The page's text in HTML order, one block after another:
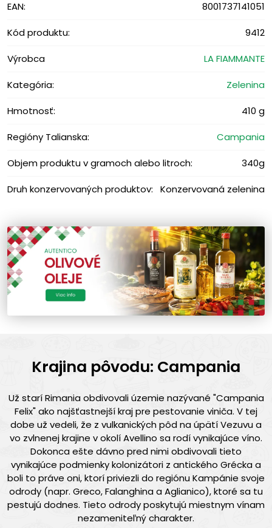
EAN: 8001737141051
Kód produktu: 9412
Výrobca LA FIAMMANTE
Kategória: Zelenina
Hmotnosť: 410 g
Regióny Talianska: Campania
Objem produktu v gramoch alebo litroch: 340g
Druh konzervovaných produktov: Konzervovaná zelenina
Krajina pôvodu: Campania
Už starí Rimania obdivovali územie nazývané "Campania
Felix" ako najšťastnejší kraj pre pestovanie viniča. V tej
dobe už vedeli, že z vulkanických pôd na úpätí Vezuvu a
vo zvlnenej krajine v okolí Avellino sa rodí vynikajúce víno.
Dokonca ešte dávno pred nimi obdivovali tieto
vynikajúce podmienky kolonizátori z antického Grécka a
boli to práve oni, ktorí priviezli do regiónu Kampánie svoje
odrody (napr. Greco, Falanghina a Aglianico), ktoré sa tu
pestujú dodnes. Tieto odrody poskytujú miestnym vínam
nezameniteľný charakter.